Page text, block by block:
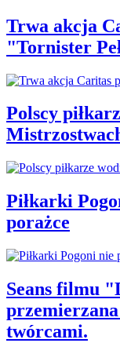
Trwa akcja
"Tornister
Polscy
Piłkarki
porażce
Seans filmu
twórcami.